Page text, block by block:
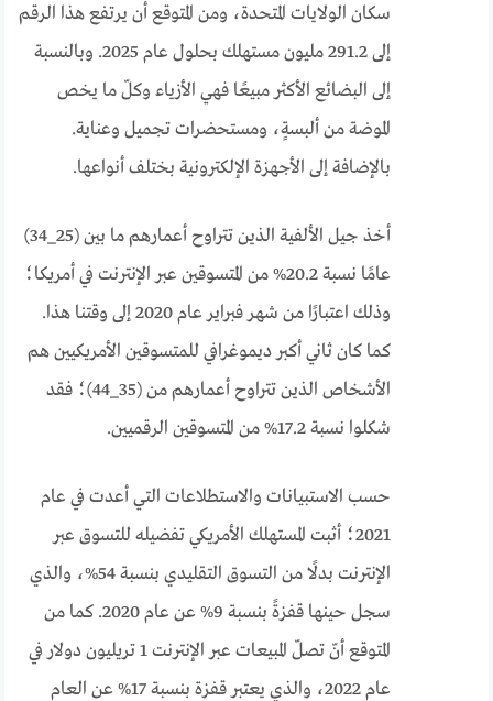
سكان الولايات المتحدة، ومن المتوقع أن يرتفع هذا الرقم
إلى 291.2 مليون مستهلك بحلول عام 2025. وبالنسبة
إلى البضائع الأكثر مبيعًا فهي الأزياء وكلّ ما يخص
الموضة من ألبسةٍ، ومستحضرات تجميل وعناية.
بالإضافة إلى الأجهزة الإلكترونية بختلف أنواعها.
أخذ جيل الألفية الذين تتراوح أعمارهم ما بين (25_34)
عامًا نسبة 20.2% من المتسوقين عبر الإنترنت في أمريكا؛
وذلك اعتبارًا من شهر فبراير عام 2020 إلى وقتنا هذا.
كما كان ثاني أكبر ديموغرافي للمتسوقين الأمريكيين هم
الأشخاص الذين تتراوح أعمارهم من (35_44)؛ فقد
شكلوا نسبة 17.2% من المتسوقين الرقميين.
حسب الاستبيانات والاستطلاعات التي أعدت في عام
2021؛ أثبت المستهلك الأمريكي تفضيله للتسوق عبر
الإنترنت بدلًا من التسوق التقليدي بنسبة 54%، والذي
سجل حينها قفزةً بنسبة 9% عن عام 2020. كما من
المتوقع أنّ تصلّ المبيعات عبر الإنترنت 1 تريليون دولار في
عام 2022، والذي يعتبر قفزة بنسبة 17% عن العام